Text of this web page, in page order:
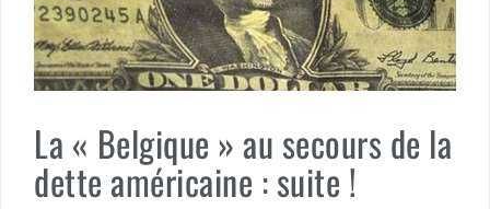
La « Belgique » au secours de la
dette américaine : suite !